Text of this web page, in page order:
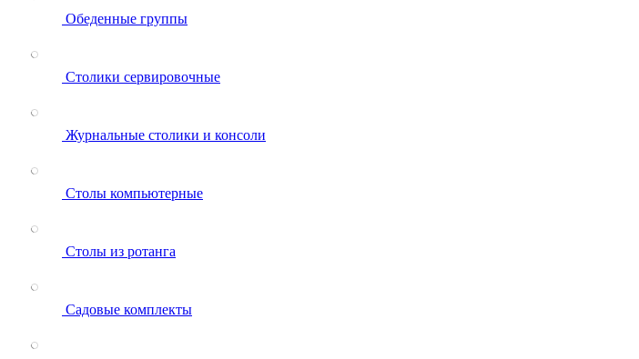
Обеденные группы
Столики сервировочные
Журнальные столики и консоли
Столы компьютерные
Столы из ротанга
Садовые комплекты